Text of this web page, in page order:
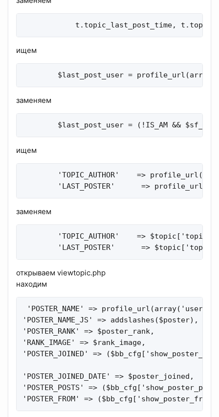
t.topic_last_post_time,
ищем
$last_post_user =
заменяем
$last_post_user = (!IS_AM &&
ищем
'TOPIC_AUTHOR'    =>
'LAST_POSTER'      =>
заменяем
'TOPIC_AUTHOR'    =>
'LAST_POSTER'      =>
открываем viewtopic.php
находим
'POSTER_NAME' =>
'POSTER_NAME_JS' => addslashes($poster),
'POSTER_RANK' => $poster_rank,
'RANK_IMAGE' => $rank_image,
'POSTER_JOINED' =>
'POSTER_JOINED_DATE' => $poster_joined,
'POSTER_POSTS' =>
'POSTER_FROM' =>